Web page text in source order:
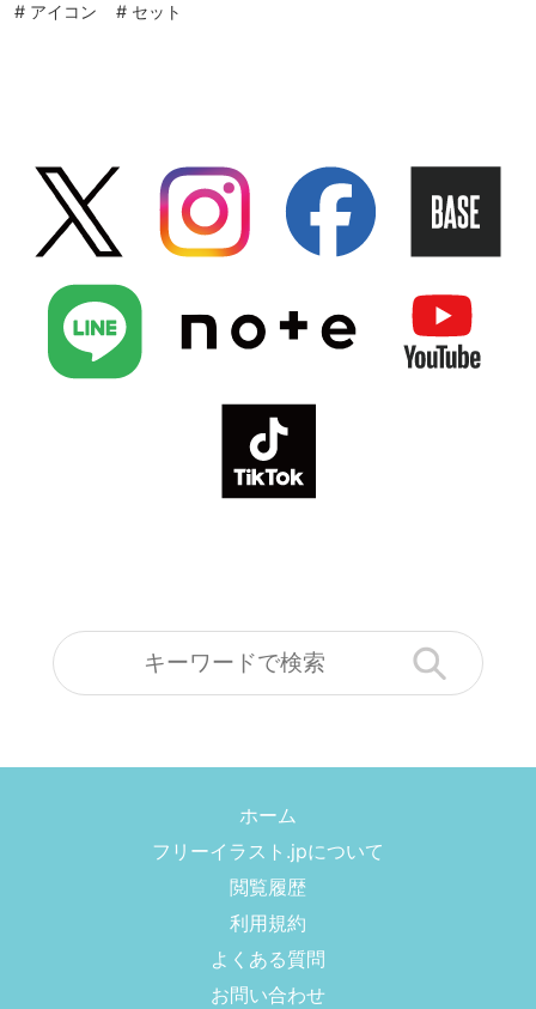
# アイコン # セット
ホーム
フリーイラスト.jpについて
閲覧履歴
利用規約
よくある質問
お問い合わせ